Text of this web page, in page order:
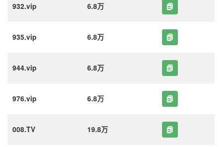
932.vip 6.8万
935.vip 6.8万
944.vip 6.8万
976.vip 6.8万
008.TV 19.8万